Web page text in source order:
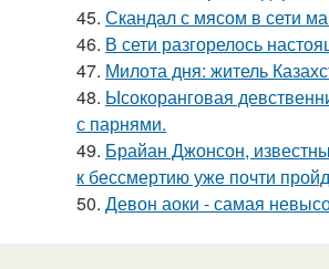
45. Скандал с мясом в сети
46. В сети разгорелось
47. Милота дня: житель
48. Ысокоранговая
с парнями.
49. Брайан Джонсон,
к бессмертию уже почти
50. Девон аоки - самая